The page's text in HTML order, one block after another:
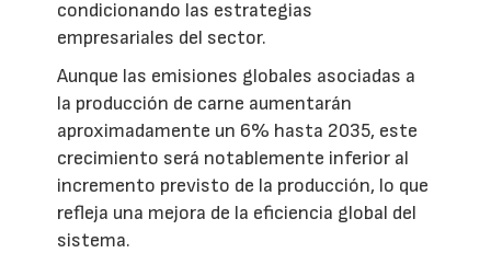
condicionando las estrategias
empresariales del sector.
Aunque las emisiones globales asociadas a
la producción de carne aumentarán
aproximadamente un 6% hasta 2035, este
crecimiento será notablemente inferior al
incremento previsto de la producción, lo que
refleja una mejora de la eficiencia global del
sistema.